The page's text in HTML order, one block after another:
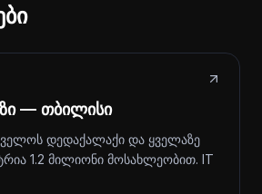
— თბილისი
დედაქალაქი და ყველაზე
1.2 მილიონი მოსახლეობით. IT